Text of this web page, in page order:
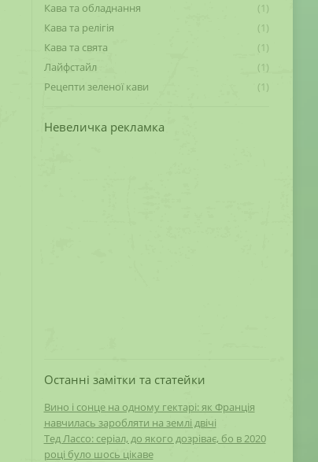
Кава та обладнання
(1)
Кава та релігія
(1)
Кава та свята
(1)
Лайфстайл
(1)
Рецепти зеленої кави
(1)
Невеличка рекламка
Останні замітки та статейки
Вино і сонце на одному гектарі: як Франція
навчилась заробляти на землі двічі
Тед Лассо: серіал, до якого дозріває, бо в 2020
році було шось цікаве